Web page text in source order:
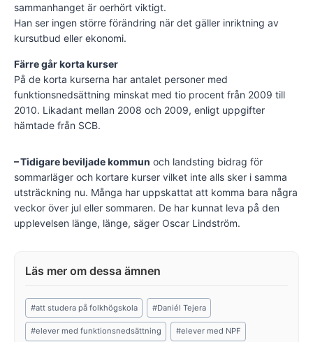
sammanhanget är oerhört viktigt.
Han ser ingen större förändring när det gäller inriktning av
kursutbud eller ekonomi.
Färre går korta kurser
På de korta kurserna har antalet personer med
funktionsnedsättning minskat med tio procent från 2009 till
2010. Likadant mellan 2008 och 2009, enligt uppgifter
hämtade från SCB.
– Tidigare beviljade kommun och landsting bidrag för
sommarläger och kortare kurser vilket inte alls sker i samma
utsträckning nu. Många har uppskattat att komma bara några
veckor över jul eller sommaren. De har kunnat leva på den
upplevelsen länge, länge, säger Oscar Lindström.
Post
Tags:
#att studera på folkhögskola #Daniél Tejera
#elever med funktionsnedsättning #elever med NPF